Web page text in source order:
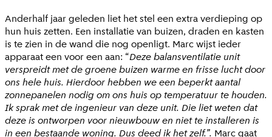
Anderhalf jaar geleden liet het stel een extra verdieping op
hun huis zetten. Een installatie van buizen, draden en kasten
is te zien in de wand die nog openligt. Marc wijst ieder
apparaat een voor een aan: “Deze balansventilatie unit
verspreidt met de groene buizen warme en frisse lucht door
ons hele huis. Hierdoor hebben we een beperkt aantal
zonnepanelen nodig om ons huis op temperatuur te houden.
Ik sprak met de ingenieur van deze unit. Die liet weten dat
deze is ontworpen voor nieuwbouw en niet te installeren is
in een bestaande woning. Dus deed ik het zelf.”. Marc gaat